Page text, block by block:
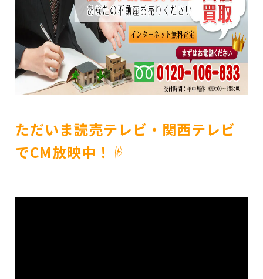
ただいま読売テレビ・関西テレビ
でCM放映中！☟